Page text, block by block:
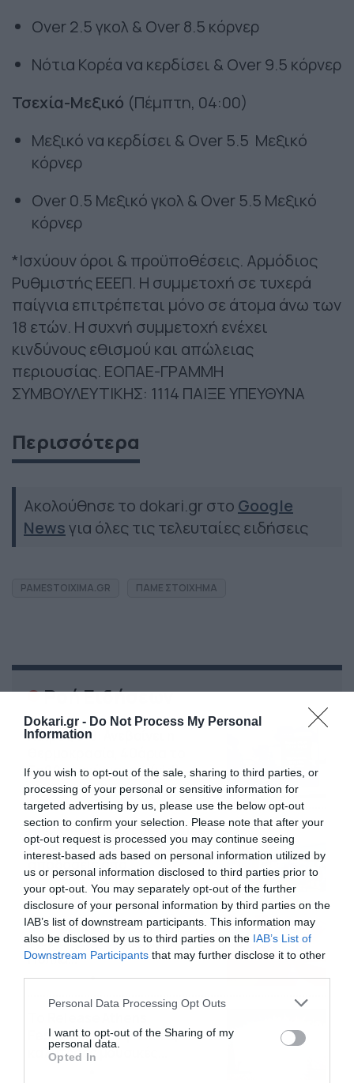
Dokari.gr - Do Not Process My Personal
Information
If you wish to opt-out of the sale, sharing to third parties, or
processing of your personal or sensitive information for
targeted advertising by us, please use the below opt-out
section to confirm your selection. Please note that after your
opt-out request is processed you may continue seeing
interest-based ads based on personal information utilized by
us or personal information disclosed to third parties prior to
your opt-out. You may separately opt-out of the further
disclosure of your personal information by third parties on the
IAB’s list of downstream participants. This information may
also be disclosed by us to third parties on the IAB’s List of
Downstream Participants that may further disclose it to other
Please note that this website/app uses one or more Google
not limited to your visit or usage behaviour. You may click to
grant or deny consent to Google and its third-party tags to
use your data for below specified purposes in below Google
Personal Data Processing Opt Outs
I want to opt-out of the Sharing of my
personal data.
Opted In
Οver 2.5 γκολ & Οver 8.5 κόρνερ
Νότια Κορέα να κερδίσει & Over 9.5 κόρνερ
Τσεχία-Μεξικό (Πέμπτη, 04:00)
Μεξικό να κερδίσει & Οver 5.5 Μεξικό
κόρνερ
Οver 0.5 Μεξικό γκολ & Over 5.5 Mεξικό
κόρνερ
*Ισχύουν όροι & προϋποθέσεις. Αρμόδιος
Ρυθμιστής ΕΕΕΠ. Η συμμετοχή σε τυχερά
παίγνια επιτρέπεται μόνο σε άτομα άνω των
18 ετών. Η συχνή συμμετοχή ενέχει
κινδύνους εθισμού και απώλειας
περιουσίας. ΕΟΠΑΕ-ΓΡΑΜΜΗ
ΣΥΜΒΟΥΛΕΥΤΙΚΗΣ: 1114 ΠΑΙΞΕ ΥΠΕΥΘΥΝΑ
Περισσότερα
Ακολούθησε το dokari.gr στο Google
Newsγια όλες τις τελευταίες ειδήσεις
PAMESTOIXIMA.GR ΠΑΜΕ ΣΤΟΙΧΗΜΑ
Ροή Ειδήσεων
Καιρός 6-8: Ανεβαίνει η
Σαββατοκύριακο… (vid)
06/08/2026 22:00
ΠΑΟΚ-Άντερλεχτ με σούπερ
προσφορά* και ενισχυμένες
αποδόσεις από
το Pamestoixima.gr
06/08/2026 14:02
Εορτολόγιο 6-8: Ποιοι
γιορτάζουν σήμερα; Χρόνια
Πολλά…
06/08/2026 08:05
Festival 2026 άφησε τις
καλύτερες μουσικές